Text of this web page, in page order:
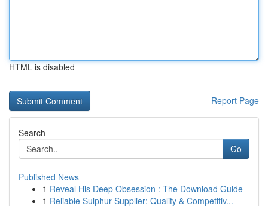
HTML is disabled
Report Page
Search
Go
Published News
1 Reveal His Deep Obsession : The Download Guide
1 Reliable Sulphur Supplier: Quality & Competitiv...